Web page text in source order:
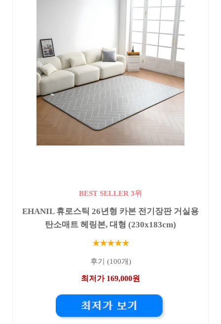
BEST SELLER 3위
EHANIL 휴로스틱 26년형 카본 전기장판 거실용
탄소매트 헤링본, 대형 (230x183cm)
★★★★★
후기 (100개)
최저가 169,000원